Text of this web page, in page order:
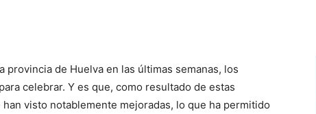
de Huelva en las últimas semanas, los
celebrar. Y es que, como resultado de estas
visto notablemente mejoradas, lo que ha permitido